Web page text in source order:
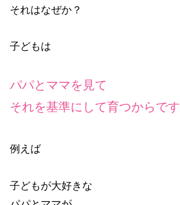
それはなぜか？
子どもは
パパとママを見て
それを基準にして育つからです
例えば
子どもが大好きな